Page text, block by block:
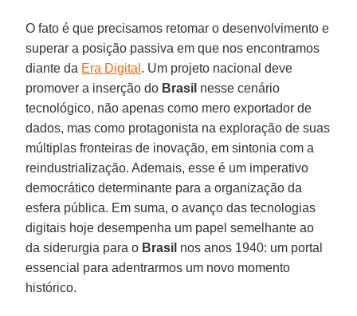
O fato é que precisamos retomar o desenvolvimento e
superar a posição passiva em que nos encontramos
diante da Era Digital . Um projeto nacional deve
promover a inserção do Brasil nesse cenário
tecnológico, não apenas como mero exportador de
dados, mas como protagonista na exploração de suas
múltiplas fronteiras de inovação, em sintonia com a
reindustrialização. Ademais, esse é um imperativo
democrático determinante para a organização da
esfera pública. Em suma, o avanço das tecnologias
digitais hoje desempenha um papel semelhante ao
da siderurgia para o Brasil nos anos 1940: um portal
essencial para adentrarmos um novo momento
histórico.